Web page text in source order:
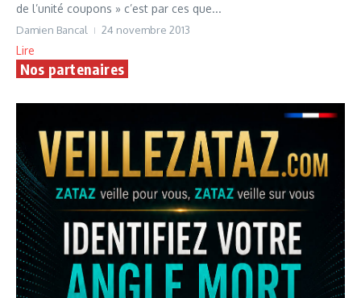
de l’unité coupons » c’est par ces que...
Damien Bancal 24 novembre 2013
Lire
Nos partenaires